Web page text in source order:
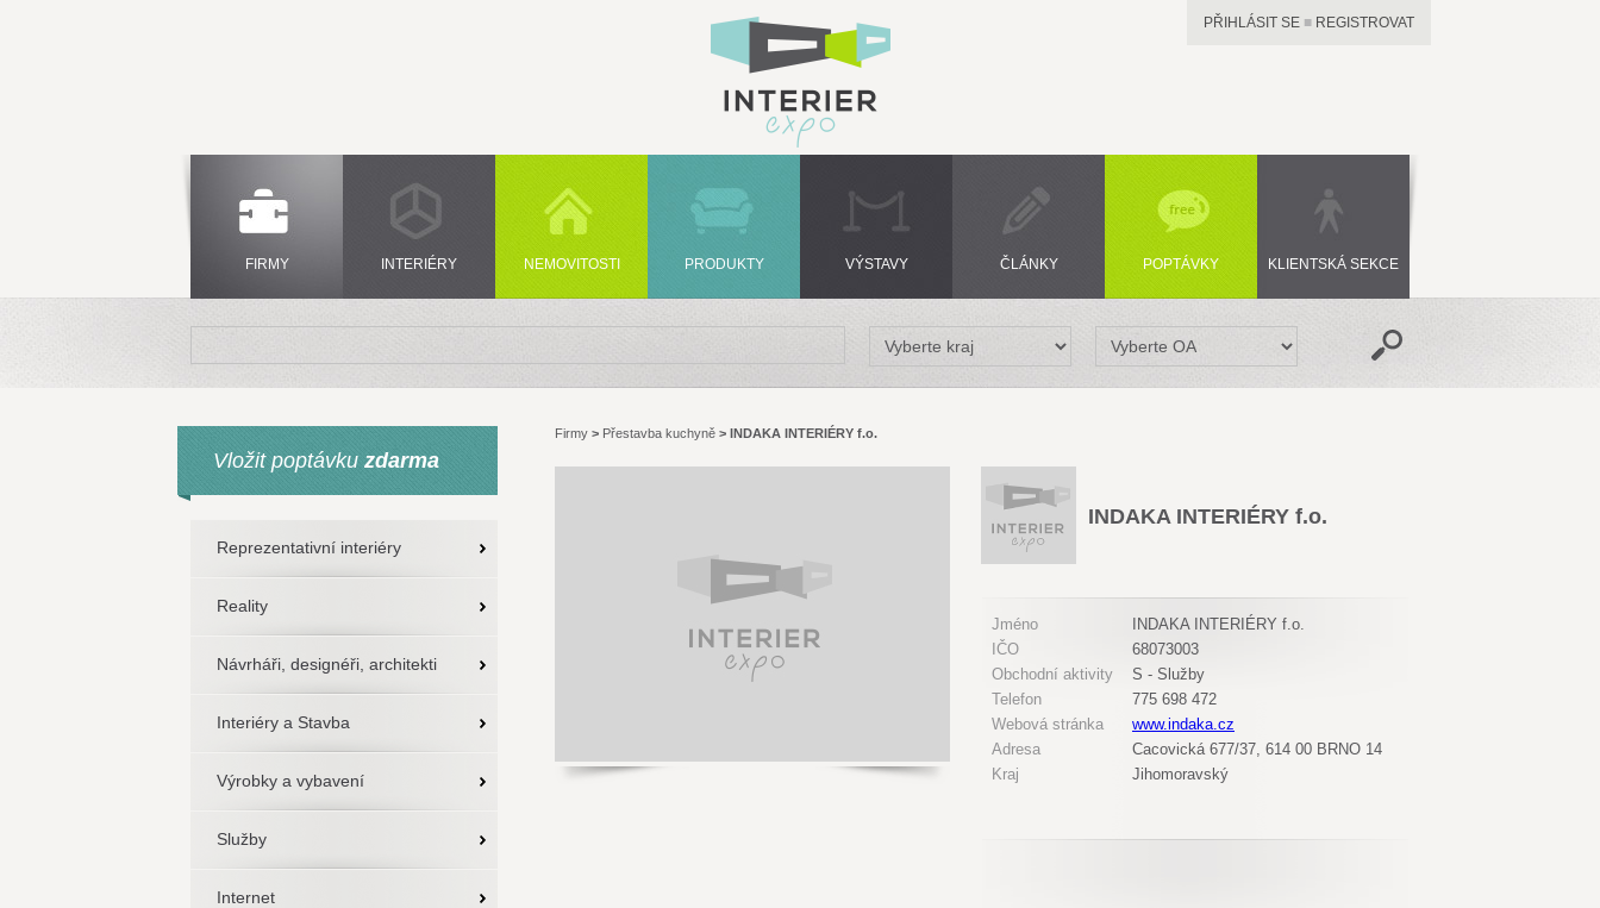
PŘIHLÁSIT SE ■ REGISTROVAT
FIRMY INTERIÉRY NEMOVITOSTI PRODUKTY VÝSTAVY ČLÁNKY POPTÁVKY KLIENTSKÁ SEKCE
Vložit poptávku zdarma
Reprezentativní interiéry
Reality
Návrháři, designéři, architekti
Interiéry a Stavba
Výrobky a vybavení
Služby
Internet
Firmy > Přestavba kuchyně > INDAKA INTERIÉRY f.o.
INDAKA INTERIÉRY f.o.
Jméno
INDAKA INTERIÉRY f.o.
IČO
68073003
Obchodní aktivity
S - Služby
Telefon
775 698 472
Webová stránka
www.indaka.cz
Adresa
Cacovická 677/37, 614 00 BRNO 14
Kraj
Jihomoravský